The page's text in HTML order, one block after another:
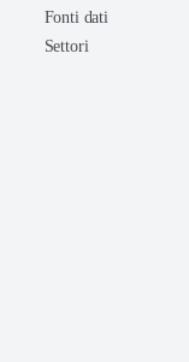
Fonti dati
Settori